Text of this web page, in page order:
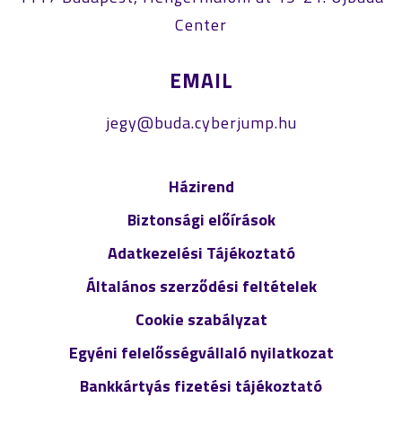
Center
EMAIL
jegy@buda.cyberjump.hu
Házirend
Biztonsági előírások
Adatkezelési Tájékoztató
Általános szerződési feltételek
Cookie szabályzat
Egyéni felelősségvállaló nyilatkozat
Bankkártyás fizetési tájékoztató